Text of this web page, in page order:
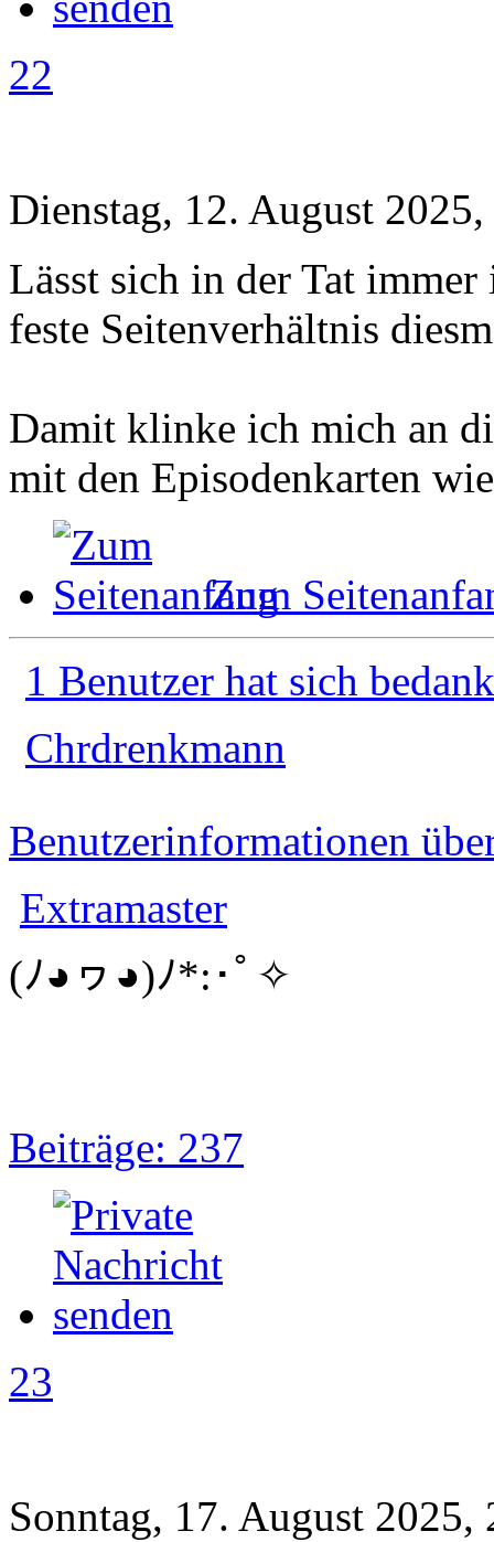
22
Dienstag, 12. August
Lässt sich in der Tat
feste Seitenverhältnis
Damit klinke ich mich an
mit den Episodenkarten
Zum
1 Benutzer hat sich
Chrdrenkmann
Benutzerinformationen
Extramaster
(ﾉ◕ヮ◕)ﾉ*:･ﾟ✧
Beiträge: 237
23
Sonntag, 17. August 2025,